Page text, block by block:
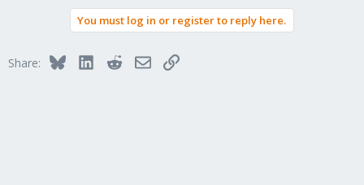
You must log in or register to reply here.
Share: BlueskyLinkedInRedditEmailLink